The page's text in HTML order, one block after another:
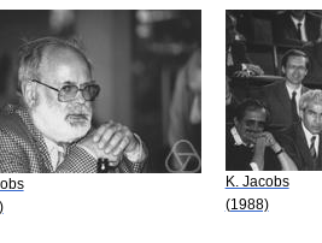
K. Jacobs
(1988)